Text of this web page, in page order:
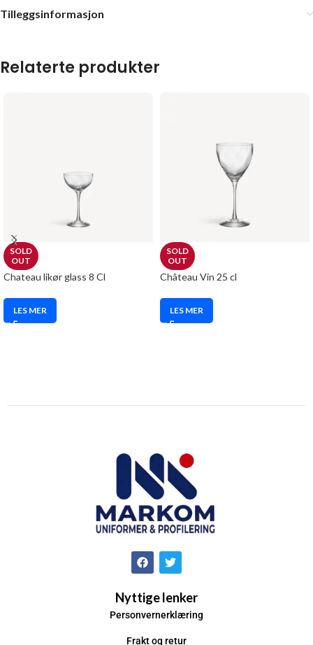
Tilleggsinformasjon
Relaterte produkter
SOLD
OUT
Chateau likør glass 8 Cl
LES MER
SOLD
OUT
Château Vin 25 cl
LES MER
Nyttige lenker
Personvernerklæring
Frakt og retur